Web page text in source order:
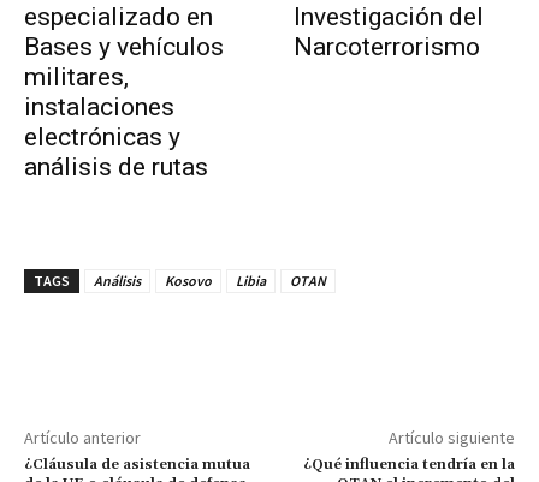
especializado en
Bases y vehículos
militares,
instalaciones
electrónicas y
análisis de rutas
Investigación del
Narcoterrorismo
TAGS Análisis Kosovo Libia OTAN
Artículo anterior
¿Cláusula de asistencia mutua
Artículo siguiente
¿Qué influencia tendría en la